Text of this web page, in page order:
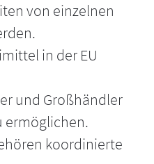
von einzelnen
in der EU
und Großhändler
ermöglichen.
koordinierte